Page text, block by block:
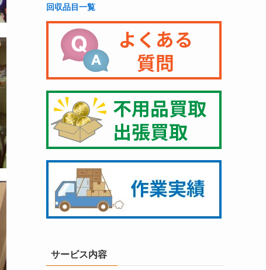
回収品目一覧
サービス内容